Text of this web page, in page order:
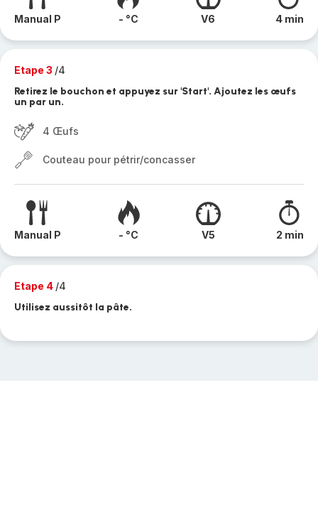
Manual P - °C V6 4 min
Etape 3 /4
Retirez le bouchon et appuyez sur 'Start'. Ajoutez les œufs
un par un.
4 Œufs
Couteau pour pétrir/concasser
Manual P - °C V5 2 min
Etape 4 /4
Utilisez aussitôt la pâte.